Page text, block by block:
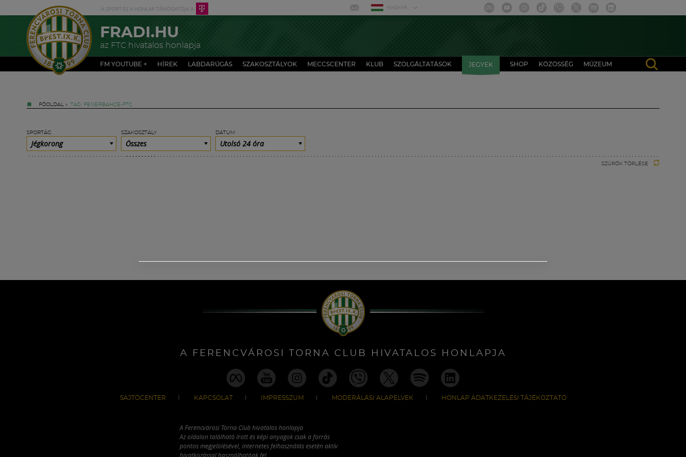
MAGYAR
FRADI.HU
az FTC hivatalos honlapja
FM YOUTUBE + HÍREK LABDARÚGÁS SZAKOSZTÁLYOK MECCSCENTER KLUB SZOLGÁLTATÁSOK JEGYEK SHOP KÖZÖSSÉG MÚZEUM
FŐOLDAL » TAG: FENERBAHCE-FTC
SPORTÁG
Jégkorong
SZAKOSZTÁLY
Összes
DÁTUM
Utolsó 24 óra
SZŰRŐK TÖRLÉSE
A FERENCVÁROSI TORNA CLUB HIVATALOS HONLAPJA
SAJTÓCENTER KAPCSOLAT IMPRESSZUM MODERÁLÁSI ALAPELVEK HONLAP ADATKEZELÉSI TÁJÉKOZTATÓ
A Ferencvárosi Torna Club hivatalos honlapja
Az oldalon található írott és képi anyagok csak a forrás
pontos megjelölésével, internetes felhasználás esetén aktív
hivatkozással használhatóak fel.